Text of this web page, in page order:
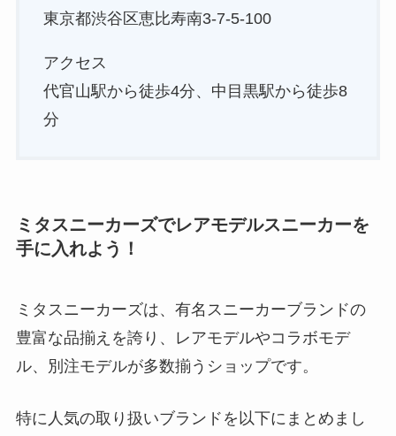
東京都渋谷区恵比寿南3-7-5-100
アクセス
代官山駅から徒歩4分、中目黒駅から徒歩8
分
ミタスニーカーズでレアモデルスニーカーを
手に入れよう！
ミタスニーカーズは、有名スニーカーブランドの
豊富な品揃えを誇り、レアモデルやコラボモデ
ル、別注モデルが多数揃うショップです。
特に人気の取り扱いブランドを以下にまとめまし